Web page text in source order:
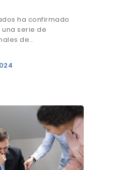
ha confirmado
serie de
de…